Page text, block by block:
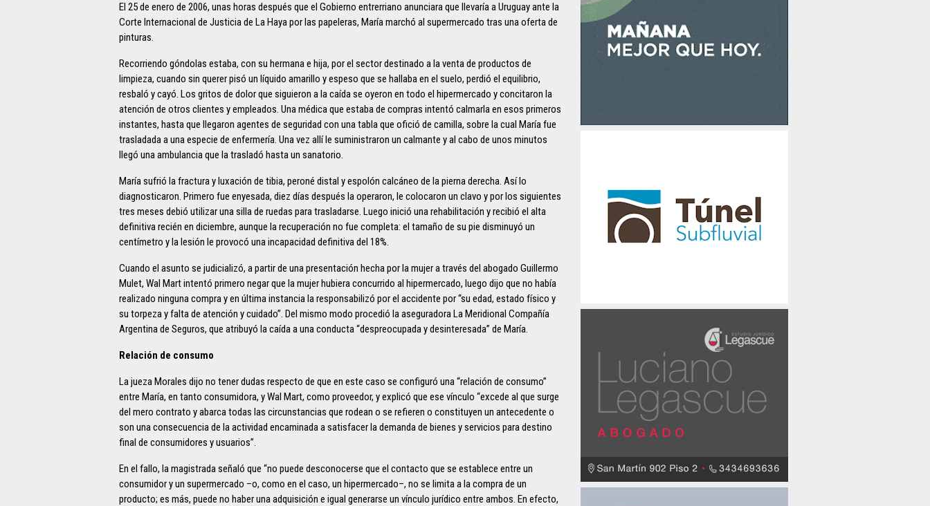
El 25 de enero de 2006, unas horas después que el Gobierno entrerriano anunciara que llevaría a Uruguay ante la
Corte Internacional de Justicia de La Haya por las papeleras, María marchó al supermercado tras una oferta de
pinturas.
Recorriendo góndolas estaba, con su hermana e hija, por el sector destinado a la venta de productos de
limpieza, cuando sin querer pisó un líquido amarillo y espeso que se hallaba en el suelo, perdió el equilibrio,
resbaló y cayó. Los gritos de dolor que siguieron a la caída se oyeron en todo el hipermercado y concitaron la
atención de otros clientes y empleados. Una médica que estaba de compras intentó calmarla en esos primeros
instantes, hasta que llegaron agentes de seguridad con una tabla que ofició de camilla, sobre la cual María fue
trasladada a una especie de enfermería. Una vez allí le suministraron un calmante y al cabo de unos minutos
llegó una ambulancia que la trasladó hasta un sanatorio.
María sufrió la fractura y luxación de tibia, peroné distal y espolón calcáneo de la pierna derecha. Así lo
diagnosticaron. Primero fue enyesada, diez días después la operaron, le colocaron un clavo y por los siguientes
tres meses debió utilizar una silla de ruedas para trasladarse. Luego inició una rehabilitación y recibió el alta
definitiva recién en diciembre, aunque la recuperación no fue completa: el tamaño de su pie disminuyó un
centímetro y la lesión le provocó una incapacidad definitiva del 18%.
Cuando el asunto se judicializó, a partir de una presentación hecha por la mujer a través del abogado Guillermo
Mulet, Wal Mart intentó primero negar que la mujer hubiera concurrido al hipermercado, luego dijo que no había
realizado ninguna compra y en última instancia la responsabilizó por el accidente por “su edad, estado físico y
su torpeza y falta de atención y cuidado”. Del mismo modo procedió la aseguradora La Meridional Compañía
Argentina de Seguros, que atribuyó la caída a una conducta “despreocupada y desinteresada” de María.
Relación de consumo
La jueza Morales dijo no tener dudas respecto de que en este caso se configuró una “relación de consumo”
entre María, en tanto consumidora, y Wal Mart, como proveedor, y explicó que ese vínculo “excede al que surge
del mero contrato y abarca todas las circunstancias que rodean o se refieren o constituyen un antecedente o
son una consecuencia de la actividad encaminada a satisfacer la demanda de bienes y servicios para destino
final de consumidores y usuarios”.
En el fallo, la magistrada señaló que “no puede desconocerse que el contacto que se establece entre un
consumidor y un supermercado –o, como en el caso, un hipermercado–, no se limita a la compra de un
producto; es más, puede no haber una adquisición e igual generarse un vínculo jurídico entre ambos. En efecto,